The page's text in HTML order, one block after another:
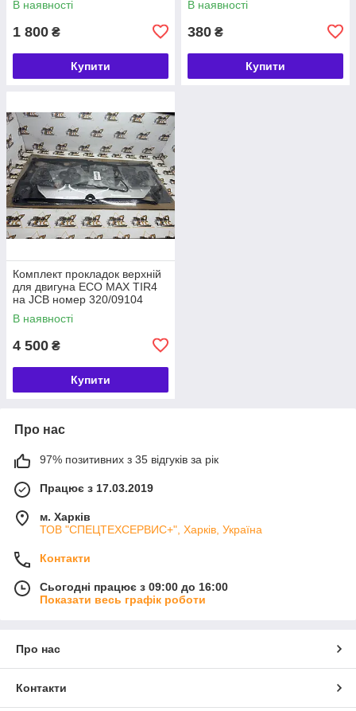
В наявності
1 800 ₴
Купити
В наявності
380 ₴
Купити
Комплект прокладок верхній
для двигуна ECO MAX TIR4
на JCB номер 320/09104
В наявності
4 500 ₴
Купити
Про нас
97% позитивних з 35 відгуків за рік
Працює з 17.03.2019
м. Харків
ТОВ "СПЕЦТЕХСЕРВИС+", Харків, Україна
Контакти
Сьогодні працює з 09:00 до 16:00
Показати весь графік роботи
Про нас
Контакти